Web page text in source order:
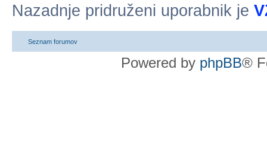
Nazadnje pridruženi uporabnik je
Seznam forumov
Powered by phpBB®